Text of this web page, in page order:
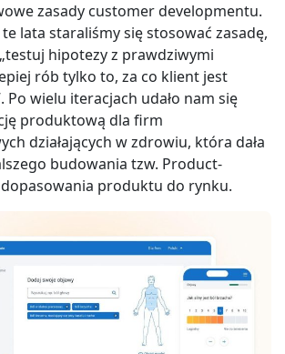
zasady customer developmentu.
lata staraliśmy się stosować zasadę,
hipotezy z prawdziwymi
rób tylko to, za co klient jest
Po wielu iteracjach udało nam się
produktową dla firm
działających w zdrowiu, która dała
budowania tzw. Product-
produktu do rynku.